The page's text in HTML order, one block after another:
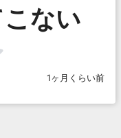
ない
1ヶ月くらい前